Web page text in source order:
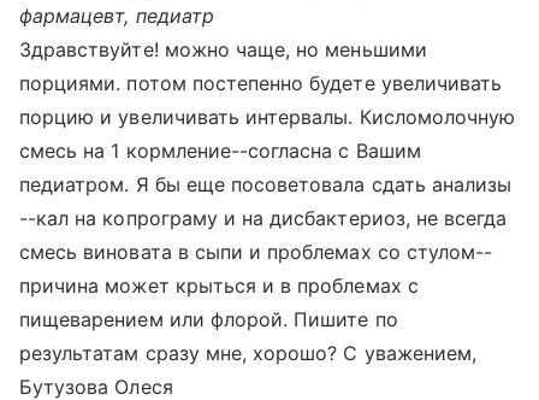
фармацевт, педиатр
Здравствуйте! можно чаще, но меньшими
порциями. потом постепенно будете увеличивать
порцию и увеличивать интервалы. Кисломолочную
смесь на 1 кормление--согласна с Вашим
педиатром. Я бы еще посоветовала сдать анализы
--кал на копрограму и на дисбактериоз, не всегда
смесь виновата в сыпи и проблемах со стулом--
причина может крыться и в проблемах с
пищеварением или флорой. Пишите по
результатам сразу мне, хорошо? С уважением,
Бутузова Олеся